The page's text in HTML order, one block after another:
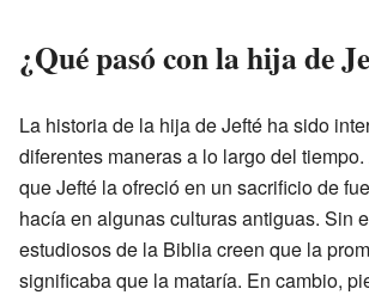
¿Qué pasó con la hija de
La historia de la hija de Jefté ha sido
diferentes maneras a lo largo del
que Jefté la ofreció en un sacrificio de
hacía en algunas culturas antiguas. Sin
estudiosos de la Biblia creen que la
significaba que la mataría. En cambio,